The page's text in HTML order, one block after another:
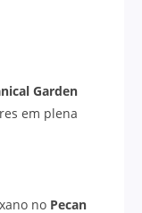
Garden
em plena
no Pecan